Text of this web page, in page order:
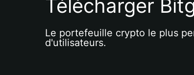
Télécharger
Le portefeuille crypto le plus
d'utilisateurs.